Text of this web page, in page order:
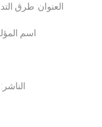
العنوان: طرق
اسم